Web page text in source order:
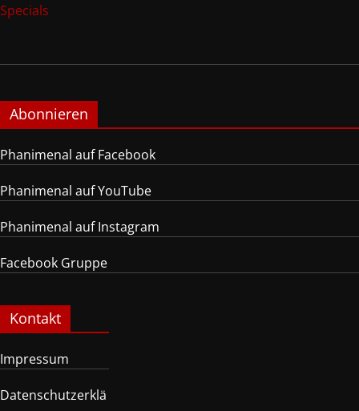
Specials
Abonnieren
Phanimenal auf Facebook
Phanimenal auf YouTube
Phanimenal auf Instagram
Facebook Gruppe
Kontakt
Impressum
Datenschutzerklä